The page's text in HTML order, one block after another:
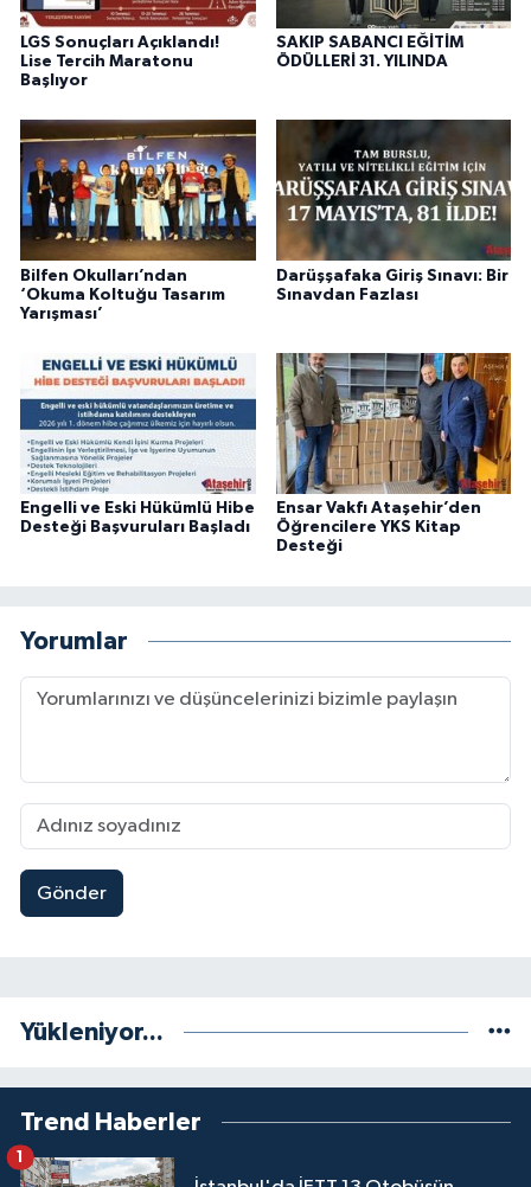
LGS Sonuçları Açıklandı!
Lise Tercih Maratonu
Başlıyor
SAKIP SABANCI EĞİTİM
ÖDÜLLERİ 31. YILINDA
Bilfen Okulları’ndan
‘Okuma Koltuğu Tasarım
Yarışması’
Darüşşafaka Giriş Sınavı: Bir
Sınavdan Fazlası
Engelli ve Eski Hükümlü Hibe
Desteği Başvuruları Başladı
Ensar Vakfı Ataşehir’den
Öğrencilere YKS Kitap
Desteği
Yorumlar
Gönder
Yükleniyor...
Trend Haberler
1